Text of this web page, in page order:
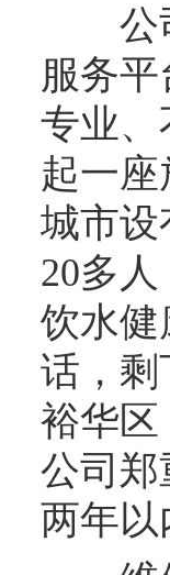
公司
服务
专业、
起一
城市设
20多
饮水
话，剩
裕华区
公司郑
两年